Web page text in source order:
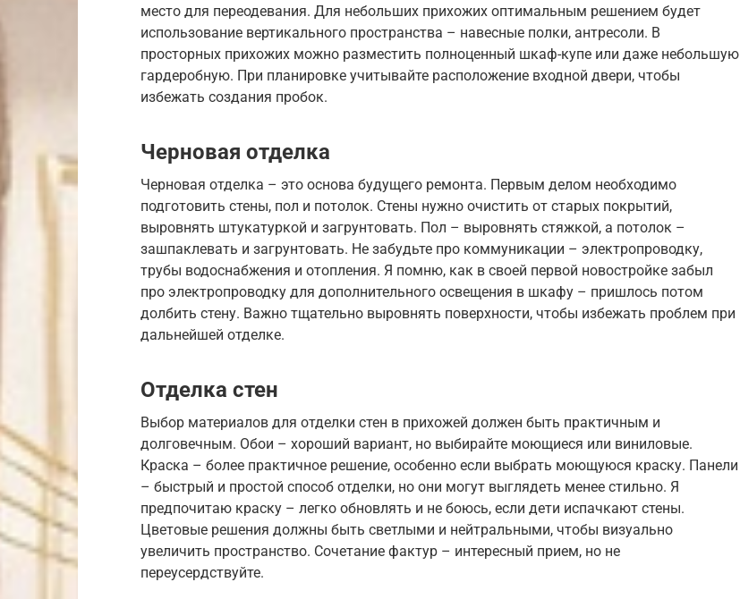
место для переодевания. Для небольших прихожих оптимальным решением будет
использование вертикального пространства – навесные полки, антресоли. В
просторных прихожих можно разместить полноценный шкаф-купе или даже небольшую
гардеробную. При планировке учитывайте расположение входной двери, чтобы
избежать создания пробок.
Черновая отделка
Черновая отделка – это основа будущего ремонта. Первым делом необходимо
подготовить стены, пол и потолок. Стены нужно очистить от старых покрытий,
выровнять штукатуркой и загрунтовать. Пол – выровнять стяжкой, а потолок –
зашпаклевать и загрунтовать. Не забудьте про коммуникации – электропроводку,
трубы водоснабжения и отопления. Я помню, как в своей первой новостройке забыл
про электропроводку для дополнительного освещения в шкафу – пришлось потом
долбить стену. Важно тщательно выровнять поверхности, чтобы избежать проблем при
дальнейшей отделке.
Отделка стен
Выбор материалов для отделки стен в прихожей должен быть практичным и
долговечным. Обои – хороший вариант, но выбирайте моющиеся или виниловые.
Краска – более практичное решение, особенно если выбрать моющуюся краску. Панели
– быстрый и простой способ отделки, но они могут выглядеть менее стильно. Я
предпочитаю краску – легко обновлять и не боюсь, если дети испачкают стены.
Цветовые решения должны быть светлыми и нейтральными, чтобы визуально
увеличить пространство. Сочетание фактур – интересный прием, но не
переусердствуйте.